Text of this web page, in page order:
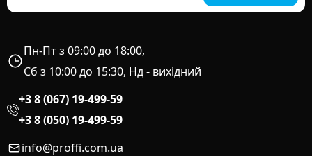
Пн-Пт з 09:00 до 18:00,
Сб з 10:00 до 15:30, Нд - вихідний
+3 8 (067) 19-499-59
+3 8 (050) 19-499-59
info@proffi.com.ua